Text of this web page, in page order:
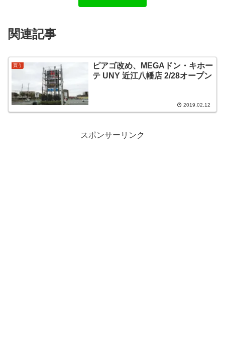
関連記事
買う
ピアゴ改め、MEGAドン・キホー
テ UNY 近江八幡店 2/28オープン
2019.02.12
スポンサーリンク